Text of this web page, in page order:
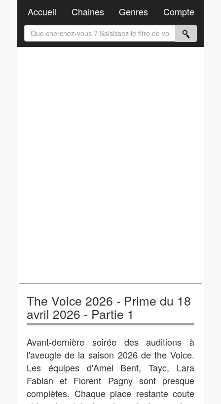
The Voice 2026 - Prime du 18
avril 2026 - Partie 1
Avant-dernière soirée des auditions à
l'aveugle de la saison 2026 de the Voice.
Les équipes d'Amel Bent, Tayc, Lara
Fabian et Florent Pagny sont presque
complètes. Chaque place restante coute
Accueil Chaines Genres Compte